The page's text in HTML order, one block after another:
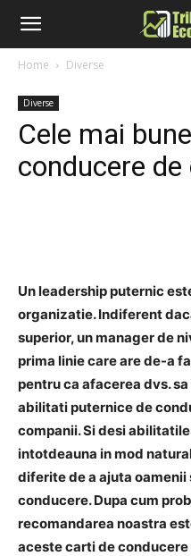
Home Diverse
Diverse
Cele mai
conducere
Un leadership puternic
organizatie. Indiferent
superior, un manager de
prima linie care are de-a
pentru ca afacerea dvs.
abilitati puternice de
companii. Si desi
intotdeauna in mod
diferite de a ajuta
conducere. Dupa cum
recomandarea noastra
aceste carti de conducere